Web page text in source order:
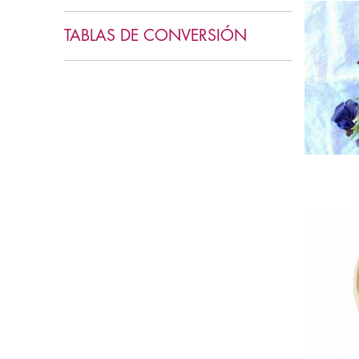
TABLAS DE CONVERSIÓN